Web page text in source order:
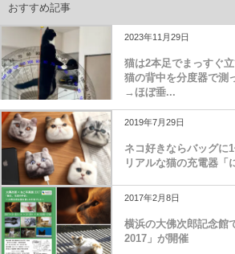
おすすめ記事
2023年11月29日
猫は2本足でまっすぐ
猫の背中を分度器で測
→ほぼ垂...
2019年7月29日
ネコ好きならバッグに
リアルな猫の充電器「
2017年2月8日
横浜の大佛次郎記念館
2017」が開催